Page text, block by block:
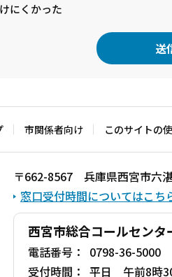
にくかった
市関係者向け このサイトの
〒662-8567 兵庫県西宮市六湛
窓口受付時間についてはこち
西宮市総合コールセンタ
電話番号：
0798-36-5000
受付時間： 平日 午前8時